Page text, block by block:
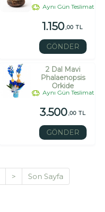
Aynı Gün Teslimat
1.150,00 TL
GÖNDER
2 Dal Mavi
Phalaenopsis
Orkide
Aynı Gün Teslimat
3.500,00 TL
GÖNDER
> Son Sayfa